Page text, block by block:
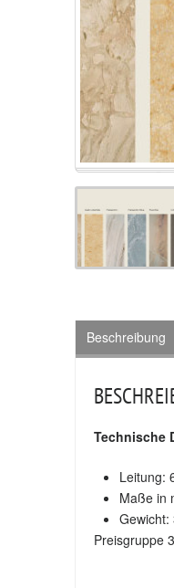
Beschreibung
Technische
Leitung:
Maße in
Gewicht:
Preisgruppe